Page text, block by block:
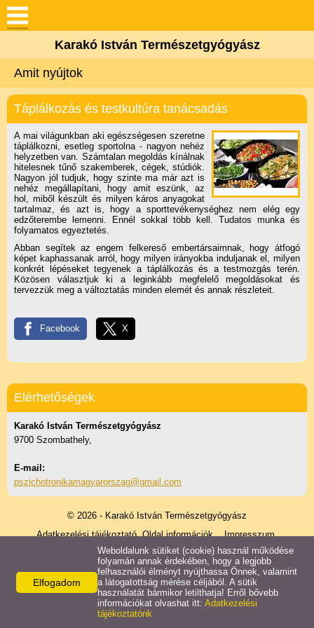
Keresés
Bemutatkozás
Videók tőlem
Amit nyújtok
Betegségeink
Hasznos
Gondolatok / Blog
Életképek
Könyvajánló
Elérhetőségek
Karakó István Természetgyógyász
Amit nyújtok
Táplálkozás és testkultúra tanácsadás
A mai világunkban aki egészségesen szeretne
táplálkozni, esetleg sportolna - nagyon nehéz
helyzetben van. Számtalan megoldás kínálnak
hitelesnek tűnő szakemberek, cégek, stúdiók.
Nagyon jól tudjuk, hogy szinte ma már azt is
nehéz megállapítani, hogy amit eszünk, az
hol, miből készült és milyen káros anyagokat
tartalmaz, és azt is, hogy a sporttevékenységhez nem elég egy
edzőterembe lemenni. Ennél sokkal több kell. Tudatos munka és
folyamatos egyeztetés.
Abban segítek az engem felkereső embertársaimnak, hogy átfogó
képet kaphassanak arról, hogy milyen irányokba induljanak el, milyen
konkrét lépéseket tegyenek a táplálkozás és a testmozgás terén.
Közösen választjuk ki a leginkább megfelelő megoldásokat és
tervezzük meg a változtatás minden elemét és annak részleteit.
Facebook X
Elérhetőségek
Karakó István Természetgyógyász
9700 Szombathely,
E-mail:
pszichotronikamagyarorszag@gmail.com
© 2026 - Karakó István Természetgyógyász
Adatkezelési tájékoztató Oldal információk
Impresszum
Karakó István Természetgyógyász
Természetgyógyász terapeuta
Elfogadom
Weboldalunk sütiket (cookie) használ működése
folyamán annak érdekében, hogy a legjobb
felhasználói élményt nyújthassa Önnek, valamint
a látogatottság mérése céljából. A sütik
használatát bármikor letilthatja! Erről bővebb
információkat olvashat itt: Adatkezelési
tájékoztatónk